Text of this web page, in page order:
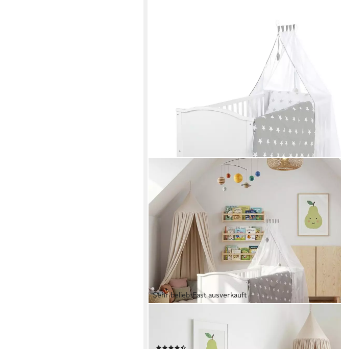
Sehr beliebtFast ausverkauft
Babybett Little Stars - Stabil aus Holz - Gitterbett mit
süßem Design, inkl. Bettwäsche, Himmel, Nest & Matratze